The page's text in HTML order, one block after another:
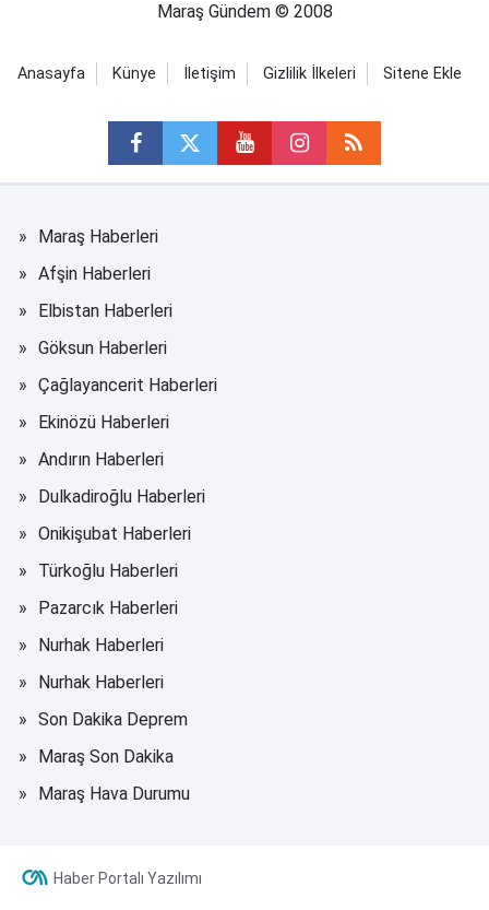
Maraş Gündem © 2008
Anasayfa Künye İletişim Gizlilik İlkeleri Sitene Ekle
Maraş Haberleri
Afşin Haberleri
Elbistan Haberleri
Göksun Haberleri
Çağlayancerit Haberleri
Ekinözü Haberleri
Andırın Haberleri
Dulkadiroğlu Haberleri
Onikişubat Haberleri
Türkoğlu Haberleri
Pazarcık Haberleri
Nurhak Haberleri
Nurhak Haberleri
Son Dakika Deprem
Maraş Son Dakika
Maraş Hava Durumu
Haber Portalı Yazılımı